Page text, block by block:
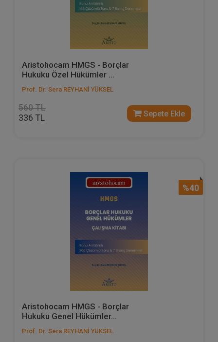
Aristohocam HMGS - Borçlar
Hukuku Özel Hükümler ...
Prof. Dr. Sera REYHANİ YÜKSEL
560 TL
336 TL Sepete Ekle
%40
Aristohocam HMGS - Borçlar
Hukuku Genel Hükümler...
Prof. Dr. Sera REYHANİ YÜKSEL